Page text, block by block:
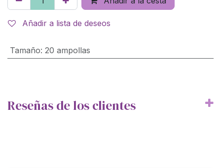
Añadir a lista de deseos
Tamaño: 20 ampollas
Reseñas de los clientes